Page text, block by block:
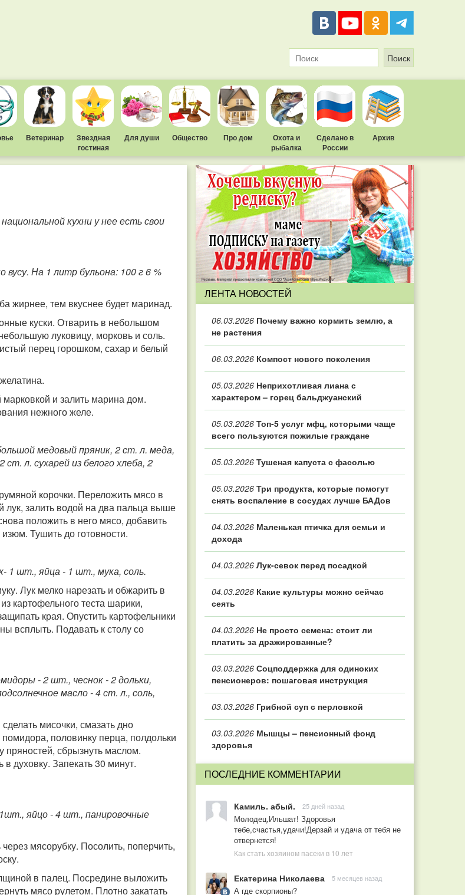
Ветеринар
Звездная
гостиная
Для души Общество Про дом
Охота и
рыбалка
Сделано в
России
Архив
кухни у нее есть свои
На 1 литр бульона: 100 г 6 %
жирнее, тем вкуснее будет маринад.
куски. Отварить в небольшом
луковицу, морковь и соль.
перец горошком, сахар и белый
и залить марина дом.
нежного желе.
медовый пряник, 2 ст. л. меда,
л. сухарей из белого хлеба, 2
корочки. Переложить мясо в
лук, залить водой на два пальца выше
положить в него мясо, добавить
Тушить до готовности.
1 шт., яйца - 1 шт., мука, соль.
Лук мелко нарезать и обжарить в
картофельного теста шарики,
края. Опустить картофельники
всплыть. Подавать к столу со
- 2 шт., чеснок - 2 дольки,
масло - 4 ст. л., соль,
мисочки, смазать дно
половинку перца, полдольки
пряностей, сбрызнуть маслом.
духовку. Запекать 30 минут.
яйцо - 4 шт., панировочные
мясорубку. Посолить, поперчить,
в палец. Посредине выложить
мясо рулетом. Плотно закатать
ЛЕНТА НОВОСТЕЙ
06.03.2026 Почему важно кормить землю, а
не растения
06.03.2026 Компост нового поколения
05.03.2026 Неприхотливая лиана с
характером – горец бальджуанский
05.03.2026 Топ‑5 услуг мфц, которыми чаще
всего пользуются пожилые граждане
05.03.2026 Тушеная капуста с фасолью
05.03.2026 Три продукта, которые помогут
снять воспаление в сосудах лучше БАДов
04.03.2026 Маленькая птичка для семьи и
дохода
04.03.2026 Лук-севок перед посадкой
04.03.2026 Какие культуры можно сейчас
сеять
04.03.2026 Не просто семена: стоит ли
платить за дражированные?
03.03.2026 Соцподдержка для одиноких
пенсионеров: пошаговая инструкция
03.03.2026 Грибной суп с перловкой
03.03.2026 Мышцы – пенсионный фонд
здоровья
ПОСЛЕДНИЕ КОММЕНТАРИИ
Камиль. абый. 25 дней назад
Молодец,Ильшат! Здоровья
тебе,счастья,удачи!Дерзай и удача от тебя не
отвернется!
Как стать хозяином пасеки в 10 лет
Екатерина Николаева 5 месяцев назад
А где скорпионы?